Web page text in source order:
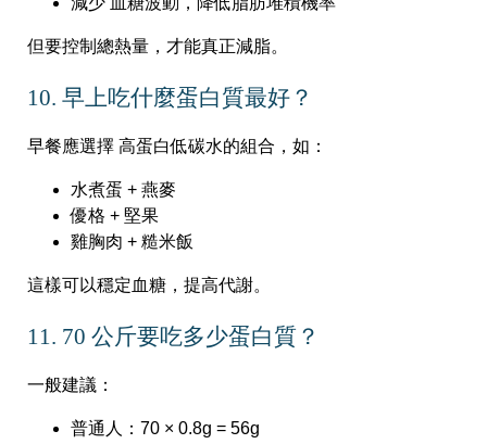
但要控制總熱量，才能真正減脂。
10. 早上吃什麼蛋白質最好？
早餐應選擇 高蛋白低碳水的組合，如：
水煮蛋 + 燕麥
優格 + 堅果
雞胸肉 + 糙米飯
這樣可以穩定血糖，提高代謝。
11. 70 公斤要吃多少蛋白質？
一般建議：
普通人：70 × 0.8g = 56g